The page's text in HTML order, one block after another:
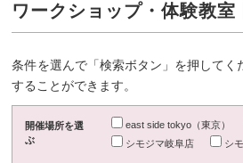
ワークショップ・体験教室
条件を選んで「検索ボタン」を押してく
することができます。
開催場所を選
ぶ
east side tokyo（東京）
シモジマ岐阜店
シ